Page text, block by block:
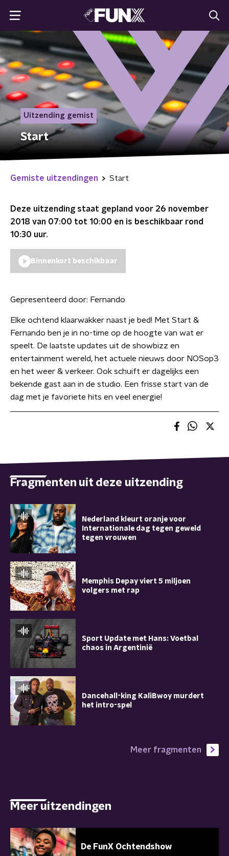
Uitzending gemist
Start
Gemiste uitzendingen Start
Deze uitzending staat gepland voor 26 november
2018 van 07:00 tot 10:00 en is beschikbaar rond
10:30 uur.
Binnenkort beschikbaar
Gepresenteerd door: Fernando
Elke ochtend klaarwakker naast je bed! Met Start &
Fernando ben je in no-time op de hoogte van wat er
speelt. De laatste updates uit de showbizz en
entertainment wereld, het actuele nieuws door NOSop3
en het weer & verkeer. Ook schuift er dagelijks een
bekende gast aan in de studio. Een frisse start van de
dag met je favoriete hits en veel energie!
Fragmenten uit deze uitzending
Nederland kleurt oranje voor
Internationale dag tegen geweld
tegen vrouwen
Memphis Depay viert 5 miljoen
volgers met rap
Sport Update met Hans: Voetbal
chaos in Argentinië
Dancehall-king KaliBwoy murdert
het intro-spel
Meer fragmenten
Meer uitzendingen
De FunX Ochtendshow